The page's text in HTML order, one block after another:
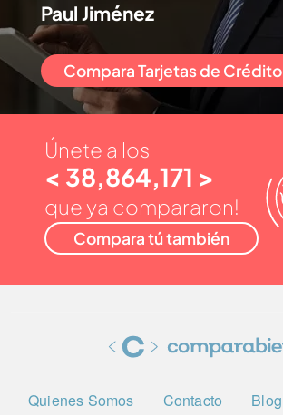
Paul Jiménez
Compara Tarjetas de Crédito
Únete a los
< 38,864,171 >
que ya compararon!
Compara tú también
Quienes Somos Contacto Blog